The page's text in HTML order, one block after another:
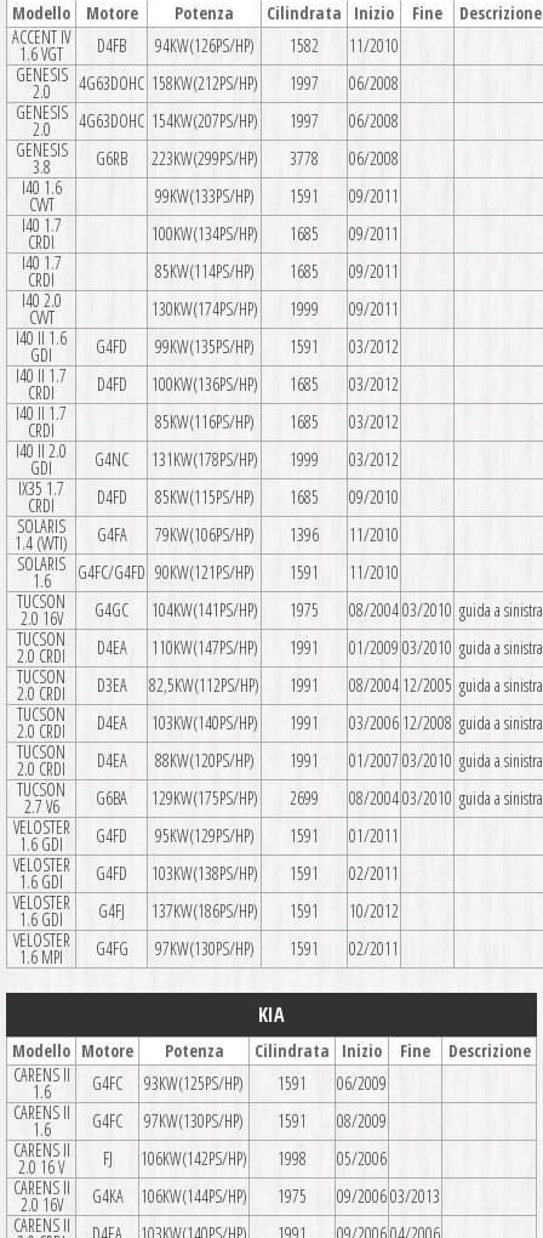
Modello Motore Potenza Cilindrata Inizio Fine
Descrizione
ACCENT IV
1.6 VGT D4FB 94KW(126PS/HP) 1582
11/2010
GENESIS
2.0 4G63DOHC 158KW(212PS/HP) 1997
06/2008
GENESIS
2.0 4G63DOHC 154KW(207PS/HP) 1997
06/2008
GENESIS
3.8 G6RB 223KW(299PS/HP) 3778
06/2008
I40 1.6
CVVT 99KW(133PS/HP) 1591
09/2011
I40 1.7
CRDI 100KW(134PS/HP) 1685
09/2011
I40 1.7
CRDI 85KW(114PS/HP) 1685
09/2011
I40 2.0
CVVT 130KW(174PS/HP) 1999
09/2011
I40 II 1.6
GDI G4FD 99KW(135PS/HP) 1591
03/2012
I40 II 1.7
CRDI D4FD 100KW(136PS/HP) 1685
03/2012
I40 II 1.7
CRDI 85KW(116PS/HP) 1685
03/2012
I40 II 2.0
GDI G4NC 131KW(178PS/HP) 1999
03/2012
IX35 1.7
CRDI D4FD 85KW(115PS/HP) 1685
09/2010
SOLARIS
1.4 (VVTI) G4FA 79KW(106PS/HP) 1396
11/2010
SOLARIS
1.6 G4FC/G4FD 90KW(121PS/HP) 1591
11/2010
TUCSON
2.0 16V G4GC 104KW(141PS/HP) 1975 08/200403/2010 guida a sinistra
TUCSON
2.0 CRDI D4EA 110KW(147PS/HP) 1991 01/2009 03/2010 guida a sinistra
TUCSON
2.0 CRDI D3EA 82,5KW(112PS/HP) 1991 08/2004 12/2005 guida a sinistra
TUCSON
2.0 CRDI D4EA 103KW(140PS/HP) 1991 03/2006 12/2008 guida a sinistra
TUCSON
2.0 CRDI D4EA 88KW(120PS/HP) 1991 01/2007 03/2010 guida a sinistra
TUCSON
2.7 V6 G6BA 129KW(175PS/HP) 2699 08/200403/2010 guida a sinistra
VELOSTER
1.6 GDI G4FD 95KW(129PS/HP) 1591
01/2011
VELOSTER
1.6 GDI G4FD 103KW(138PS/HP) 1591
02/2011
VELOSTER
1.6 GDI G4FJ 137KW(186PS/HP) 1591
10/2012
VELOSTER
1.6 MPI G4FG 97KW(130PS/HP) 1591 02/2011
KIA
Modello Motore Potenza Cilindrata Inizio Fine
Descrizione
CARENS II
1.6 G4FC 93KW(125PS/HP) 1591
06/2009
CARENS II
1.6 G4FC 97KW(130PS/HP) 1591
08/2009
CARENS II
2.0 16 V FJ 106KW(142PS/HP) 1998
05/2006
CARENS II
2.0 16V G4KA 106KW(144PS/HP) 1975 09/200603/2013
CARENS II